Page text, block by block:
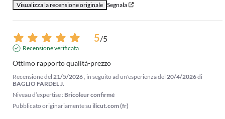
Visualizza la recensione originale Segnala
5/5
Recensione verificata
Ottimo rapporto qualità-prezzo
Recensione del 21/5/2026 , in seguito ad un'esperienza del 20/4/2026di
BAGLIO FARDEL J.
Niveau d’expertise : Bricoleur confirmé
Pubblicato originariamente su ilicut.com (fr)